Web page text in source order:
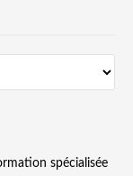
spécialisée